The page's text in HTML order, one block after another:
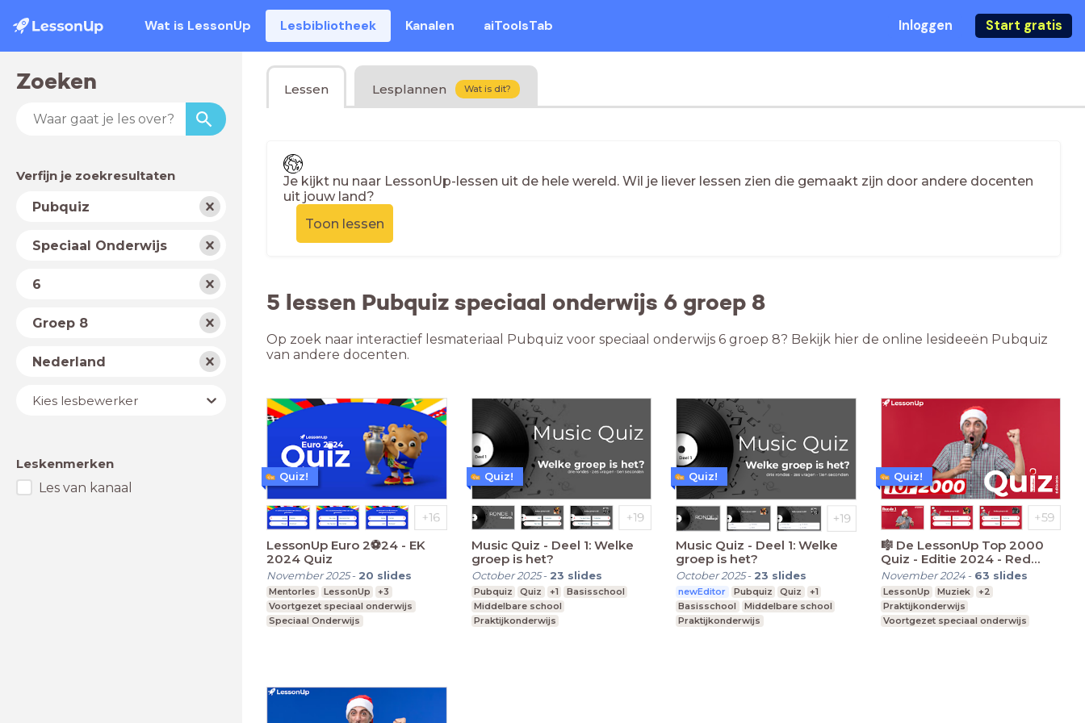
Wat is LessonUp Lesbibliotheek Kanalen aiToolsTab Inloggen Start gratis
Zoeken
Verfijn je zoekresultaten
VakPubquiz
Schooltype
Speciaal Onderwijs
Niveau
6
JaarGroep 8
LandNederland
Lesbewerker
Kies lesbewerker
Leskenmerken
Les van kanaal
Lessen Lesplannen Wat is dit?
Je kijkt nu naar LessonUp-lessen uit de hele wereld. Wil je liever lessen zien die gemaakt zijn door andere docenten
uit jouw land?
Toon lessen
5 lessen Pubquiz speciaal onderwijs 6 groep 8
Op zoek naar interactief lesmateriaal Pubquiz voor speciaal onderwijs 6 groep 8? Bekijk hier de online lesideeën Pubquiz
van andere docenten.
LessonUp Euro 2⚽️24 - EK
2024 Quiz
November 2025- 20 slides
Mentorles LessonUp
+3
Voortgezet speciaal onderwijs
Speciaal Onderwijs
Quiz!
Music Quiz - Deel 1: Welke
groep is het?
October 2025- 23 slides
Pubquiz Quiz +1
Basisschool
Middelbare school
Praktijkonderwijs
Quiz!
Music Quiz - Deel 1: Welke
groep is het?
October 2025- 23 slides
newEditor Pubquiz Quiz
+1
Basisschool
Middelbare school
Praktijkonderwijs
Quiz!
🎼 De LessonUp Top 2000
Quiz - Editie 2024 - Red
Edition (gesloten vragen)🎤
November 2024- 63 slides
LessonUp Muziek
+2
Praktijkonderwijs
Voortgezet speciaal onderwijs
Quiz!